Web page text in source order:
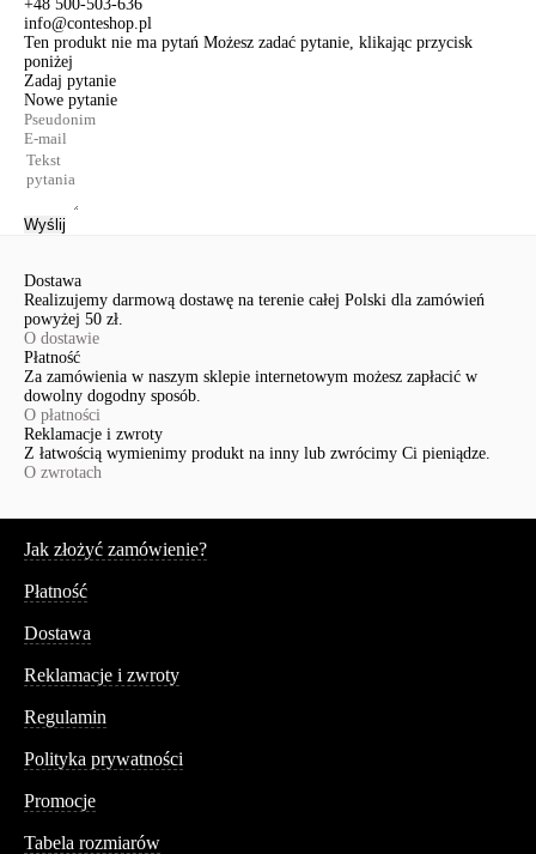
+48 500-503-636
info@conteshop.pl
Ten produkt nie ma pytań Możesz zadać pytanie, klikając przycisk
poniżej
Zadaj pytanie
Nowe pytanie
Wyślij
Dostawa
Realizujemy darmową dostawę na terenie całej Polski dla zamówień
powyżej 50 zł.
O dostawie
Płatność
Za zamówienia w naszym sklepie internetowym możesz zapłacić w
dowolny dogodny sposób.
O płatności
Reklamacje i zwroty
Z łatwością wymienimy produkt na inny lub zwrócimy Ci pieniądze.
O zwrotach
Jak złożyć zamówienie?
Płatność
Dostawa
Reklamacje i zwroty
Regulamin
Polityka prywatności
Promocje
Tabela rozmiarów